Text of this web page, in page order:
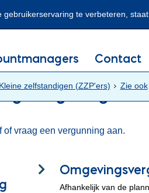
te verbeteren,
Contact
Kleine zelfstandigen (ZZP'ers) Zie ook
vraag een vergunning aan.
Afhankelijk van de